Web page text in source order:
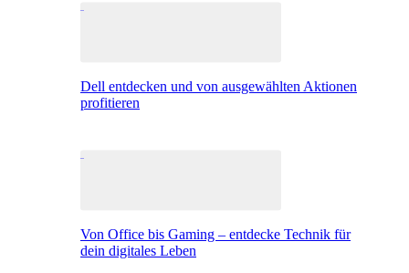
Dell entdecken und von ausgewählten Aktionen
profitieren
Von Office bis Gaming – entdecke Technik für
dein digitales Leben